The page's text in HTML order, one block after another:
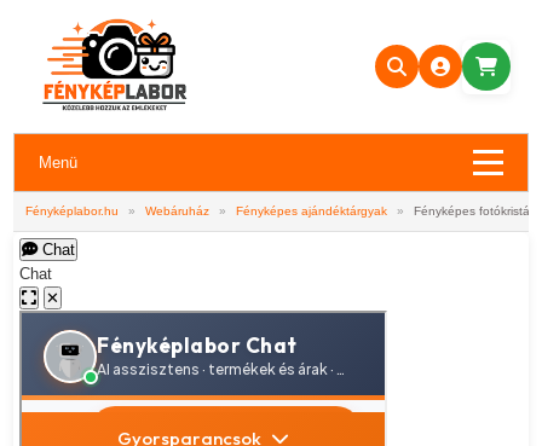
Menü
Fényképlabor.hu » Webáruház » Fényképes ajándéktárgyak » Fényképes fotókristály
Chat
Chat
✕